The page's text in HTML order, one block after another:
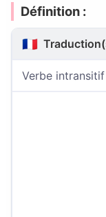
Définition :
🇫🇷
Verbe intransitif